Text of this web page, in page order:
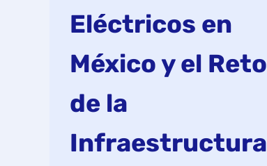
Eléctricos en
México y el Reto
de la
Infraestructura